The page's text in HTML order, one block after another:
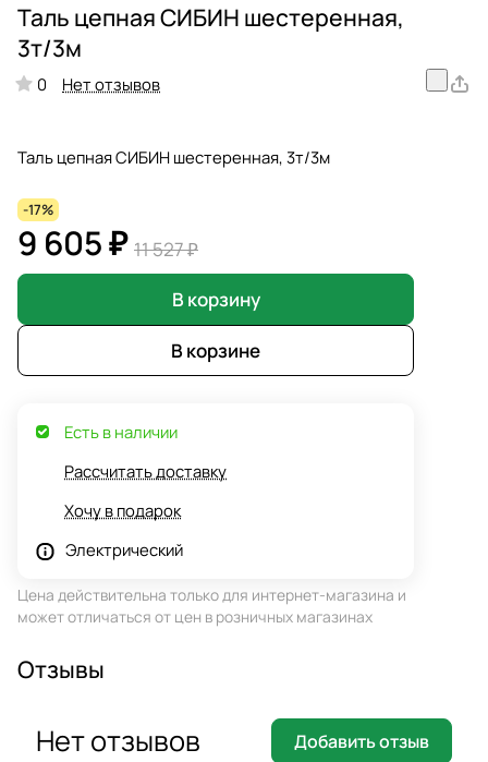
Таль цепная СИБИН шестеренная,
3т/3м
0 Нет отзывов
Таль цепная СИБИН шестеренная, 3т/3м
-17%
9 605 ₽ 11 527 ₽
В корзину
В корзине
Есть в наличии
Рассчитать доставку
Хочу в подарок
Электрический
Цена действительна только для интернет-магазина и
может отличаться от цен в розничных магазинах
Отзывы
Нет отзывов Добавить отзыв